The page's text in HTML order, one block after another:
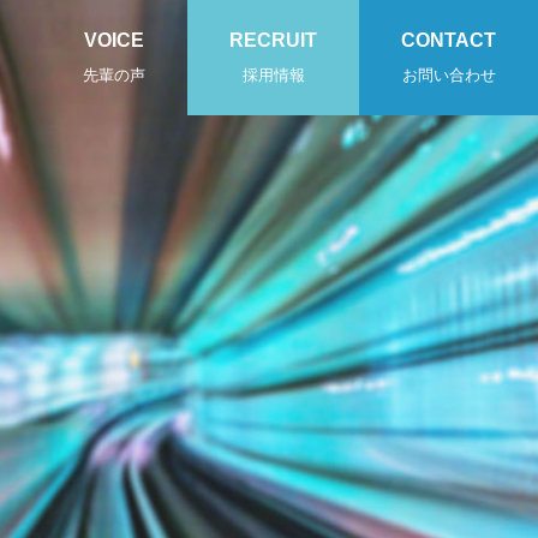
VOICE
先輩の声
RECRUIT
採用情報
CONTACT
お問い合わせ